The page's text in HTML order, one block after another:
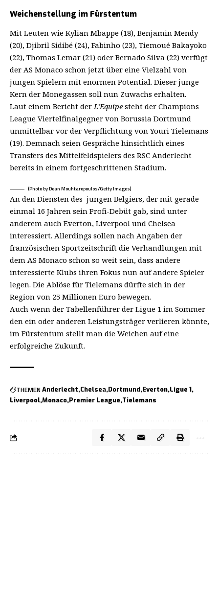
Weichenstellung im Fürstentum
Mit Leuten wie Kylian Mbappe (18), Benjamin Mendy
(20), Djibril Sidibé (24), Fabinho (23), Tiemoué Bakayoko
(22), Thomas Lemar (21) oder Bernado Silva (22) verfügt
der AS Monaco schon jetzt über eine Vielzahl von
jungen Spielern mit enormen Potential. Dieser junge
Kern der Monegassen soll nun Zuwachs erhalten.
Laut einem Bericht derL’Equipe steht der Champions
League Viertelfinalgegner von Borussia Dortmund
unmittelbar vor der Verpflichtung von Youri Tielemans
(19). Demnach seien Gespräche hinsichtlich eines
Transfers des Mittelfeldspielers des RSC Anderlecht
bereits in einem fortgeschrittenen Stadium.
(Photo by Dean Mouhtaropoulos/Getty Images)
An den Diensten des jungen Belgiers, der mit gerade
einmal 16 Jahren sein Profi-Debüt gab, sind unter
anderem auch Everton, Liverpool und Chelsea
interessiert. Allerdings sollen nach Angaben der
französischen Sportzeitschrift die Verhandlungen mit
dem AS Monaco schon so weit sein, dass andere
interessierte Klubs ihren Fokus nun auf andere Spieler
legen. Die Ablöse für Tielemans dürfte sich in der
Region von 25 Millionen Euro bewegen.
Auch wenn der Tabellenführer der Ligue 1 im Sommer
den ein oder anderen Leistungsträger verlieren könnte,
im Fürstentum stellt man die Weichen auf eine
erfolgreiche Zukunft.
THEMENAnderlecht Chelsea Dortmund Everton Ligue 1
Liverpool Monaco Premier League Tielemans